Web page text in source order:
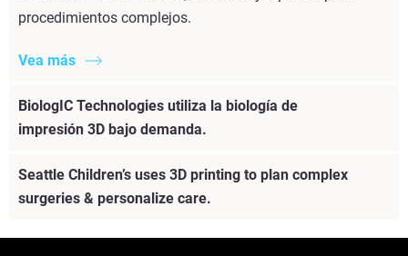
procedimientos complejos.
Vea más
BiologIC Technologies utiliza la biología de
impresión 3D bajo demanda.
Seattle Children’s uses 3D printing to plan complex
surgeries & personalize care.